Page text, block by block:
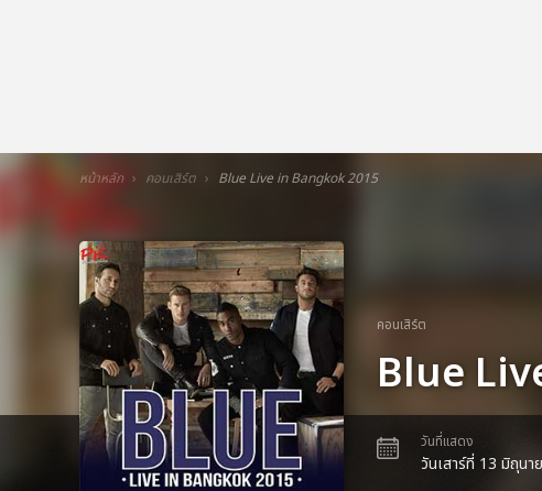
หน้าหลัก คอนเสิร์ต Blue Live in Bangkok 2015
คอนเสิร์ต
Blue
วันที่แสดง
วันเสาร์ที่ 13 มิถุนา